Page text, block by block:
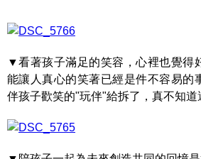
▼看著孩子滿足的笑容，心裡也覺得
能讓人真心的笑著已經是件不容易的
伴孩子歡笑的"玩伴"給拆了，真不知